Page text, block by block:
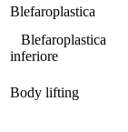
Blefaroplastica
Blefaroplastica
inferiore
Body lifting